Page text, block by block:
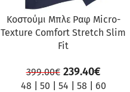
Κοστούμι Μπλε Ραφ Micro-
Texture Comfort Stretch Slim
Fit
399.00€ 239.40€
48 50 54 58 60